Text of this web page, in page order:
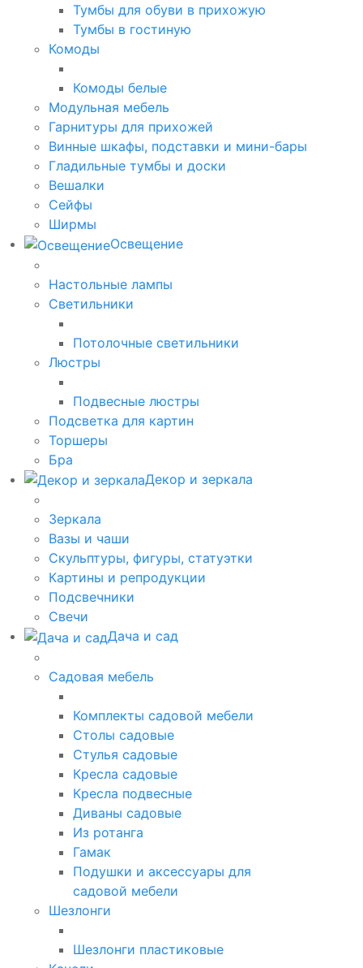
Тумбы для обуви в прихожую
Тумбы в гостиную
Комоды
Комоды белые
Модульная мебель
Гарнитуры для прихожей
Винные шкафы, подставки и мини-бары
Гладильные тумбы и доски
Вешалки
Сейфы
Ширмы
Освещение
Настольные лампы
Светильники
Потолочные светильники
Люстры
Подвесные люстры
Подсветка для картин
Торшеры
Бра
Декор и зеркала
Зеркала
Вазы и чаши
Скульптуры, фигуры, статуэтки
Картины и репродукции
Подсвечники
Свечи
Дача и сад
Садовая мебель
Комплекты садовой мебели
Столы садовые
Стулья садовые
Кресла садовые
Кресла подвесные
Диваны садовые
Из ротанга
Гамак
Подушки и аксессуары для
садовой мебели
Шезлонги
Шезлонги пластиковые